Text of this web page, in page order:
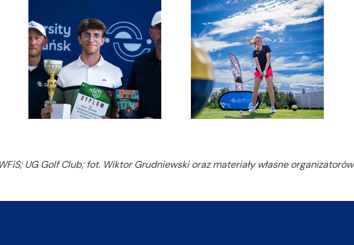
UG Golf Club; fot. Wiktor Grudniewski oraz materiały własne organizatorów